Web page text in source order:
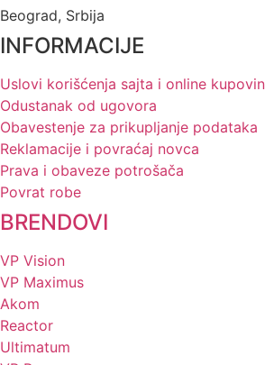
Beograd, Srbija
INFORMACIJE
Uslovi korišćenja sajta i online
Odustanak od ugovora
Obavestenje za prikupljanje podataka
Reklamacije i povraćaj novca
Prava i obaveze potrošača
Povrat robe
BRENDOVI
VP Vision
VP Maximus
Akom
Reactor
Ultimatum